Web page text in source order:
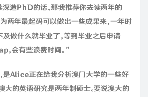
深造PhD的话，那我推荐你去读两年的
两年最起码可以做出一些成果来，一年时
及做什么就毕业了，等到毕业之后申请
会有些浪费时间。”
是Alice正在给我分析澳门大学的一些好
澳大的英语研究是两年制硕士。要说澳大的